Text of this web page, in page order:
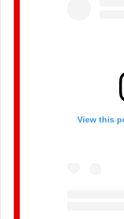
View this